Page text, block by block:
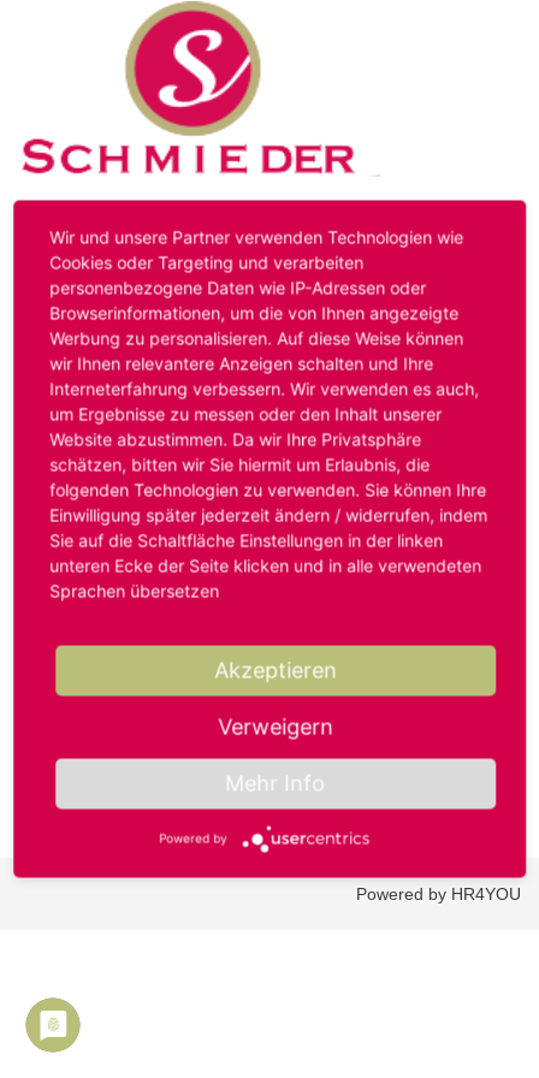
Kontakt Impressum Datenschutz
Hinweis:Das von ihnen aufgerufene Stellenangebot ist
bereits ausgelaufen. Alternative Stellenanzeigen finden
Sie unter:
www.schmieder-personal.de/stellenangebote
Oder Sie bewerben sich
initiativund wir suchen für Sie
passende Stellenangebote.
Anmelden
Benutzername oder E-Mail-Adresse*
Passwort*
Powered by HR4YOU
Wir und unsere Partner verwenden Technologien wie
Cookies oder Targeting und verarbeiten
personenbezogene Daten wie IP-Adressen oder
Browserinformationen, um die von Ihnen angezeigte
Werbung zu personalisieren. Auf diese Weise können
wir Ihnen relevantere Anzeigen schalten und Ihre
Interneterfahrung verbessern. Wir verwenden es auch,
um Ergebnisse zu messen oder den Inhalt unserer
Website abzustimmen. Da wir Ihre Privatsphäre
schätzen, bitten wir Sie hiermit um Erlaubnis, die
folgenden Technologien zu verwenden. Sie können Ihre
Einwilligung später jederzeit ändern / widerrufen, indem
Sie auf die Schaltfläche Einstellungen in der linken
unteren Ecke der Seite klicken und in alle verwendeten
Sprachen übersetzen
Akzeptieren
Verweigern
Mehr Info
Powered by